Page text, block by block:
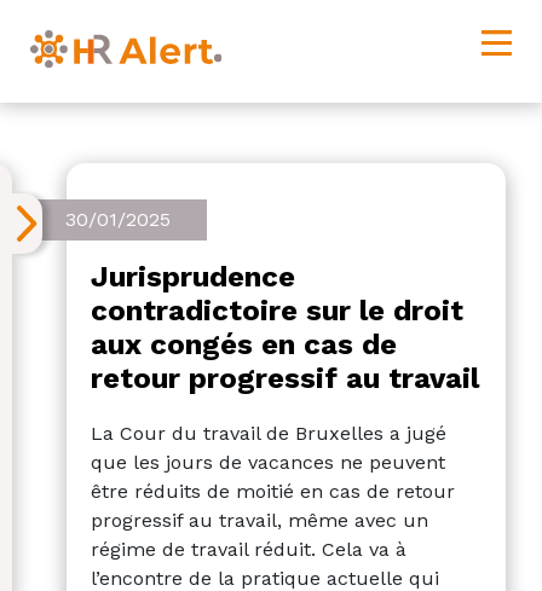
30/01/2025
Jurisprudence
contradictoire sur le droit
aux congés en cas de
retour progressif au travail
La Cour du travail de Bruxelles a jugé
que les jours de vacances ne peuvent
être réduits de moitié en cas de retour
progressif au travail, même avec un
régime de travail réduit. Cela va à
l’encontre de la pratique actuelle qui